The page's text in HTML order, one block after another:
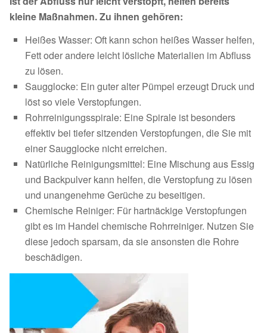
kleine Maßnahmen. Zu ihnen gehören:
Heißes Wasser: Oft kann schon heißes Wasser helfen,
Fett oder andere leicht lösliche Materialien im Abfluss
zu lösen.
Saugglocke: Ein guter alter Pümpel erzeugt Druck und
löst so viele Verstopfungen.
Rohrreinigungsspirale: Eine Spirale ist besonders
effektiv bei tiefer sitzenden Verstopfungen, die Sie mit
einer Saugglocke nicht erreichen.
Natürliche Reinigungsmittel: Eine Mischung aus Essig
und Backpulver kann helfen, die Verstopfung zu lösen
und unangenehme Gerüche zu beseitigen.
Chemische Reiniger: Für hartnäckige Verstopfungen
gibt es im Handel chemische Rohrreiniger. Nutzen Sie
diese jedoch sparsam, da sie ansonsten die Rohre
beschädigen.